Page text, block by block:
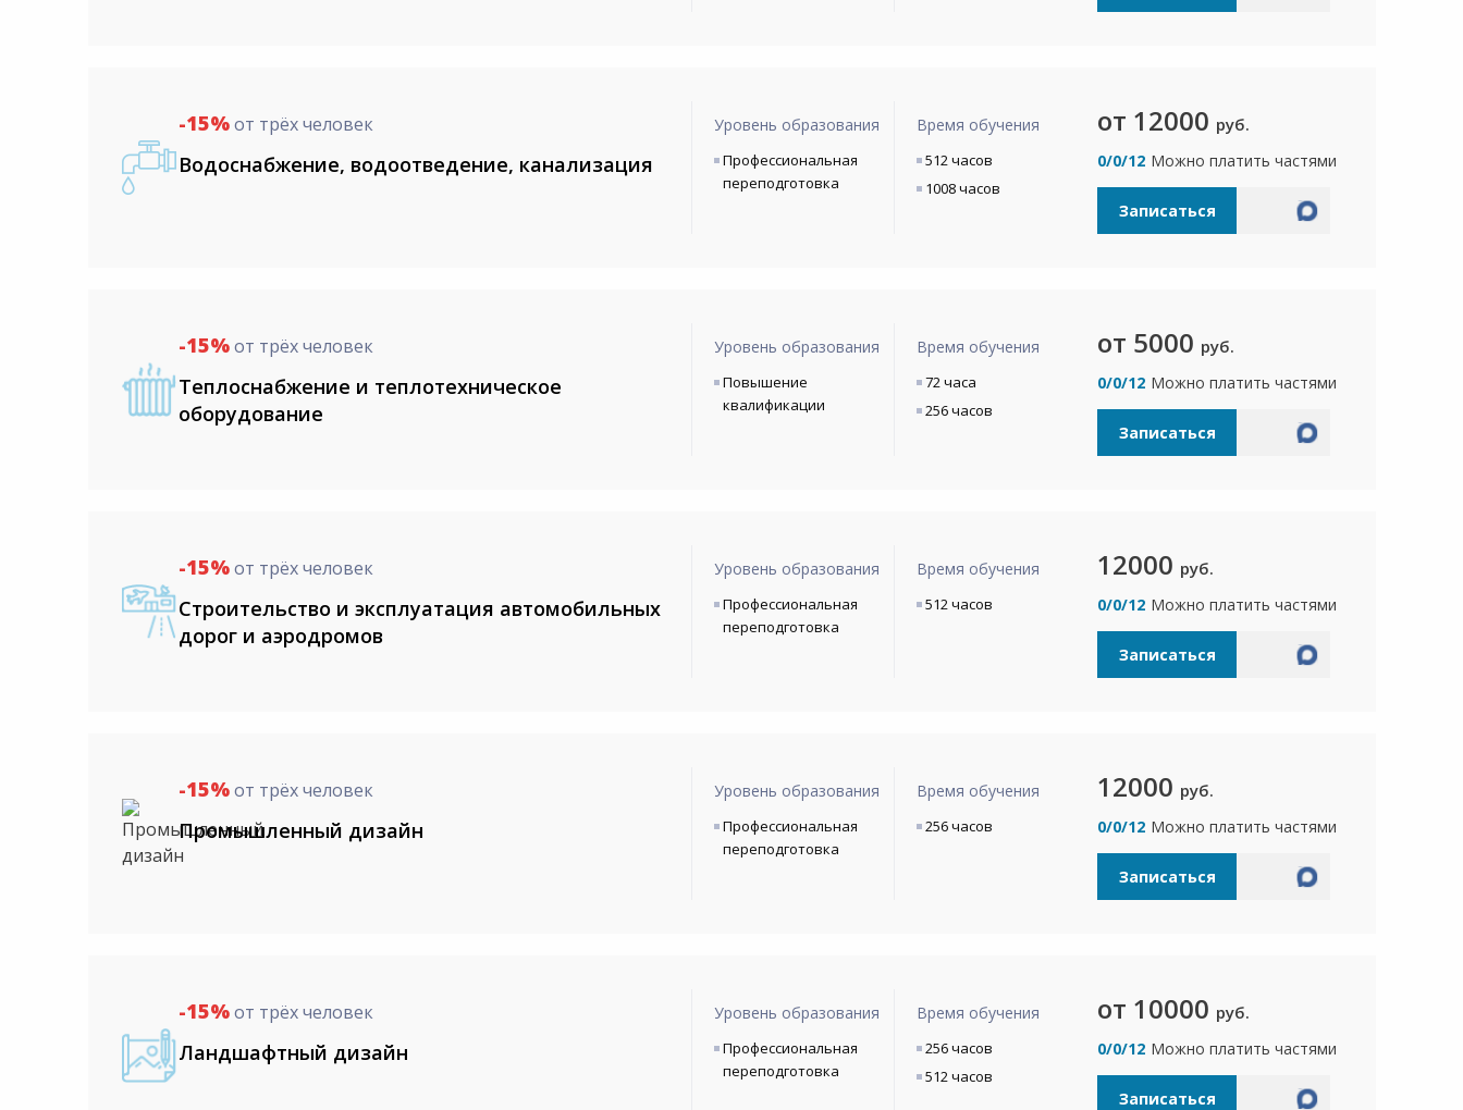
-15%от трёх человек
Водоснабжение, водоотведение, канализация
Уровень образования
Профессиональная
переподготовка
Время обучения
512 часов
1008 часов
от 12000 руб.
0/0/12 Можно платить частями
Записаться
-15%от трёх человек
Теплоснабжение и теплотехническое
оборудование
Уровень образования
Повышение
квалификации
Время обучения
72 часа
256 часов
от 5000 руб.
0/0/12 Можно платить частями
Записаться
-15%от трёх человек
Строительство и эксплуатация автомобильных
дорог и аэродромов
Уровень образования
Профессиональная
переподготовка
Время обучения
512 часов
12000 руб.
0/0/12 Можно платить частями
Записаться
-15%от трёх человек
Промышленный дизайн
Уровень образования
Профессиональная
переподготовка
Время обучения
256 часов
12000 руб.
0/0/12 Можно платить частями
Записаться
-15%от трёх человек
Ландшафтный дизайн
Уровень образования
Профессиональная
переподготовка
Время обучения
256 часов
512 часов
от 10000 руб.
0/0/12 Можно платить частями
Записаться